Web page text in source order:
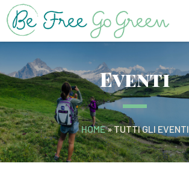
Eventi
HOME»TUTTI GLI EVENTI